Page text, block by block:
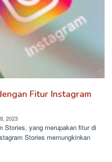
Fitur Instagram
2023
Stories, yang merupakan fitur di
Stories memungkinkan